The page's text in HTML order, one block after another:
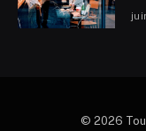
© 2026